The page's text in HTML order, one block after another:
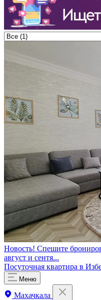
Новость! Спешите
август и сентя...
Посуточная квартира в
Меню
Махачкала